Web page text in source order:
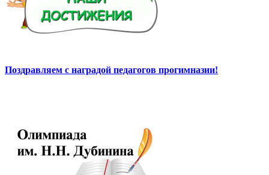
Поздравляем с наградой педагогов прогимназии!